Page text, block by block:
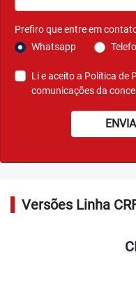
Prefiro que entre em
Whatsapp
Li e aceito a Política de
comunicações da
Versões Linha